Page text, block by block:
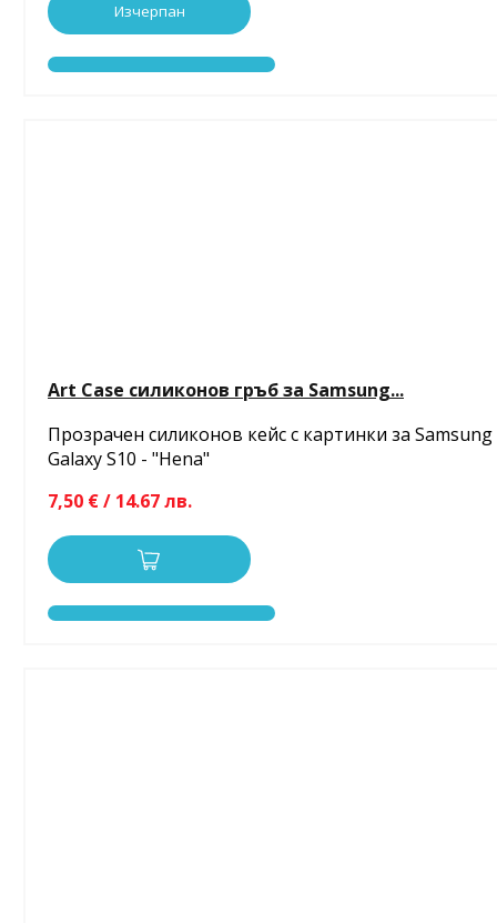
Изчерпан
Art Case силиконов гръб за Samsung...
Прозрачен силиконов кейс с картинки за Samsung
Galaxy S10 - "Hena"
7,50 € / 14.67 лв.